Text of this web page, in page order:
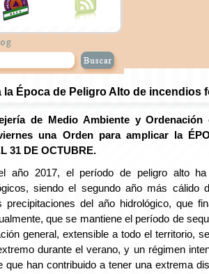
la Época de Peligro Alto de incendios
de Medio Ambiente y
una Orden para amplicar la
31 DE OCTUBRE.
año 2017, el período de peligro alto
siendo el segundo año más cálido
precipitaciones del año hidrológico, que
que se mantiene el período de
general, extensible a todo el territorio,
durante el verano, y un régimen
que han contribuido a tener una extrema